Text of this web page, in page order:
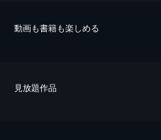
動画も書籍も楽しめる
⾒放題作品